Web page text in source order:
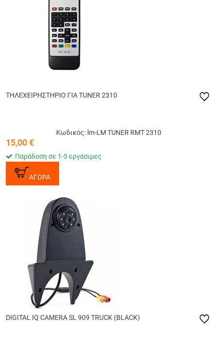
ΤΗΛΕΧΕΙΡΗΣΤΗΡΙΟ ΓΙΑ TUNER 2310
Κωδικός: lm-LM TUNER RMT 2310
15,00€
Παράδοση σε 1-3 εργάσιμες
ΑΓΟΡΑ
DIGITAL IQ CAMERA SL 909 TRUCK (BLACK)